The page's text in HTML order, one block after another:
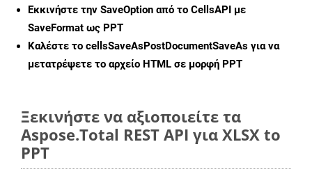
Εκκινήστε την SaveOption από το CellsAPI με
SaveFormat ως PPT
Καλέστε το cellsSaveAsPostDocumentSaveAs για να
μετατρέψετε το αρχείο HTML σε μορφή PPT
Ξεκινήστε να αξιοποιείτε τα
Aspose.Total REST API για XLSX to
PPT